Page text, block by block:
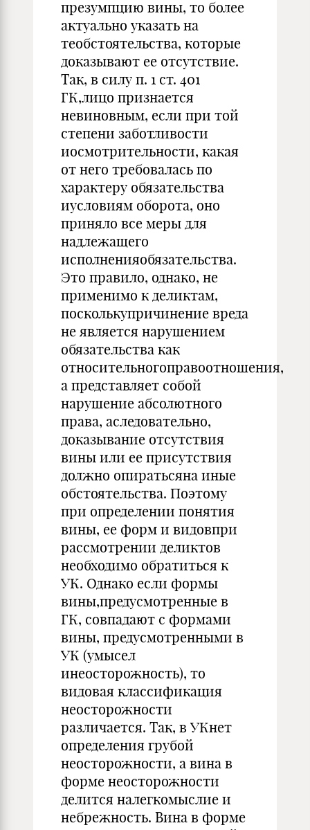
презумпцию вины, то более
актуально указать на
теобстоятельства, которые
доказывают ее отсутствие.
Так, в силу п. 1 ст. 401
ГК,лицо признается
невиновным, если при той
степени заботливости
иосмотрительности, какая
от него требовалась по
характеру обязательства
иусловиям оборота, оно
приняло все меры для
надлежащего
исполненияобязательства.
Это правило, однако, не
применимо к деликтам,
посколькупричинение вреда
не является нарушением
обязательства как
относительногоправоотношения,
а представляет собой
нарушение абсолютного
права, аследовательно,
доказывание отсутствия
вины или ее присутствия
должно опиратьсяна иные
обстоятельства. Поэтому
при определении понятия
вины, ее форм и видовпри
рассмотрении деликтов
необходимо обратиться к
УК. Однако если формы
вины,предусмотренные в
ГК, совпадают с формами
вины, предусмотренными в
УК (умысел
инеосторожность), то
видовая классификация
неосторожности
различается. Так, в УКнет
определения грубой
неосторожности, а вина в
форме неосторожности
делится налегкомыслие и
небрежность. Вина в форме